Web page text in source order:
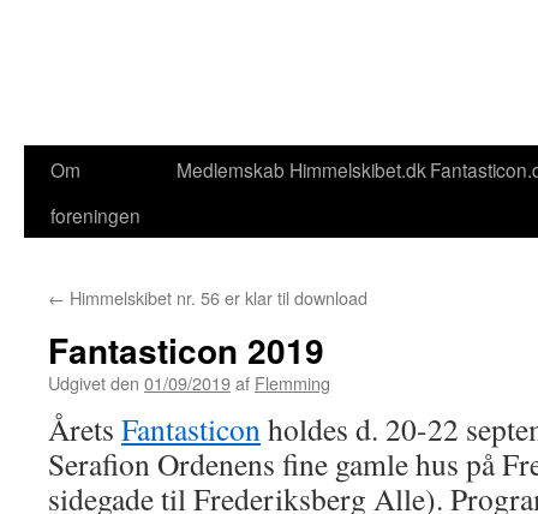
Om
foreningen
Medlemskab Himmelskibet.dk
← Himmelskibet nr. 56 er klar til download
Fantasticon 2019
Udgivet den 01/09/2019af Flemming
Årets Fantasticonholdes d. 20-22
Serafion Ordenens fine gamle hus på
sidegade til Frederiksberg Alle).